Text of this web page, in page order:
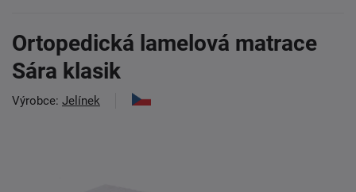
Ortopedická lamelová matrace
Sára klasik
Výrobce: Jelínek